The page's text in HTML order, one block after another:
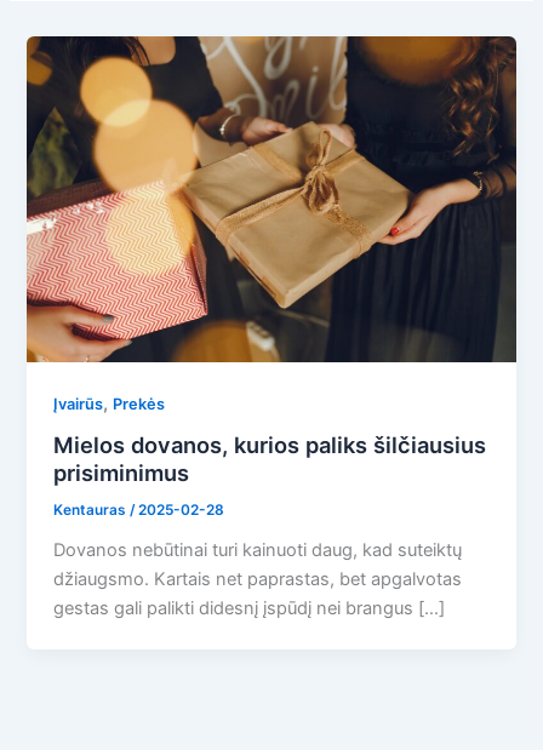
Įvairūs, Prekės
Mielos dovanos, kurios paliks šilčiausius
prisiminimus
Kentauras/2025-02-28
Dovanos nebūtinai turi kainuoti daug, kad suteiktų
džiaugsmo. Kartais net paprastas, bet apgalvotas
gestas gali palikti didesnį įspūdį nei brangus […]